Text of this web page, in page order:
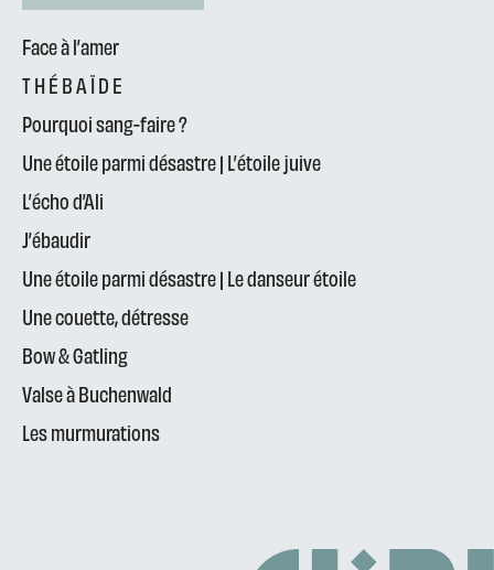
Face à l’amer
T H É B A Ï D E
Pourquoi sang-faire ?
Une étoile parmi désastre | L’étoile juive
L’écho d’Ali
J’ébaudir
Une étoile parmi désastre | Le danseur étoile
Une couette, détresse
Bow & Gatling
Valse à Buchenwald
Les murmurations